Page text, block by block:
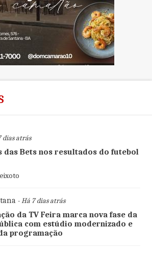
atrás
das Bets nos resultados do futebol
- Há 7 dias atrás
da TV Feira marca nova fase da
com estúdio modernizado e
programação